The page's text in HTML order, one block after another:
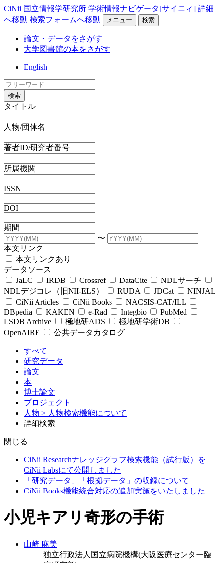
CiNii 国立情報学研究所 学術情報ナビゲータ[サイニィ] 詳細
へ移動 検索フォームへ移動 メニュー 検索
論文・データをさがす
大学図書館の本をさがす
English
検索
タイトル
人物/団体名
著者ID/研究者番号
所属機関
ISSN
DOI
期間
〜
本文リンク
本文リンクあり
データソース
JaLC
IRDB Crossref DataCite
NDLサーチ
NDLデジコレ（旧NII-ELS）
RUDA JDCat
NINJAL
CiNii Articles
CiNii Books
NACSIS-CAT/ILL
DBpedia
KAKEN e-Rad Integbio
PubMed
LSDB Archive
極地研ADS
極地研学術DB
OpenAIRE
公共データカタログ
すべて
研究データ
論文
本
博士論文
プロジェクト
人物 > 人物検索機能について
詳細検索
閉じる
CiNii Researchナレッジグラフ検索機能（試行版）を
CiNii Labsにて公開しました
「研究データ」「根拠データ」の収録について
CiNii Books機能統合対応の追加実施をいたしました
小児キアリ奇形の手術
山崎 麻美
独立行政法人国立病院機構(大阪医療センター臨